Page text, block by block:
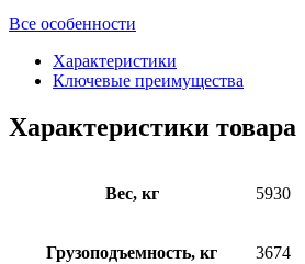
Все особенности
Характеристики
Ключевые преимущества
Характеристики товара
Вес, кг 5930
Грузоподъемность, кг 3674